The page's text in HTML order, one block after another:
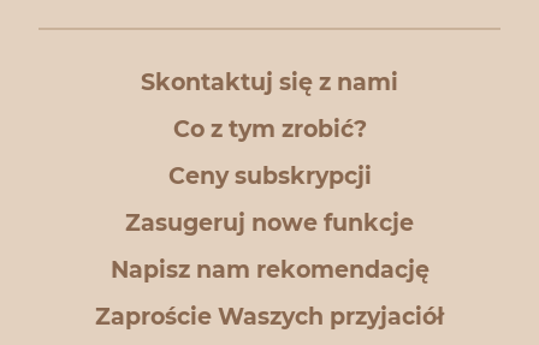
Skontaktuj się z nami
Co z tym zrobić?
Ceny subskrypcji
Zasugeruj nowe funkcje
Napisz nam rekomendację
Zaproście Waszych przyjaciół